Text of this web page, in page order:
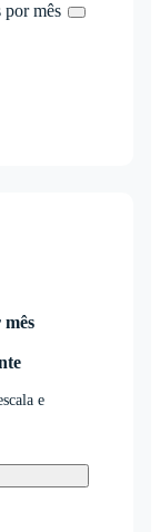
por mês
e